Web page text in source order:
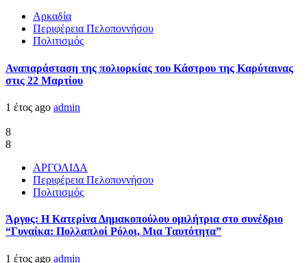
Αρκαδία
Περιφέρεια Πελοποννήσου
Πολιτισμός
Αναπαράσταση της πολιορκίας του Κάστρου της Καρύταινας
στις 22 Μαρτίου
1 έτος ago admin
8
8
ΑΡΓΟΛΙΔΑ
Περιφέρεια Πελοποννήσου
Πολιτισμός
Άργος: Η Κατερίνα Δημακοπούλου ομιλήτρια στο συνέδριο
“Γυναίκα: Πολλαπλοί Ρόλοι, Μια Ταυτότητα”
1 έτος ago admin